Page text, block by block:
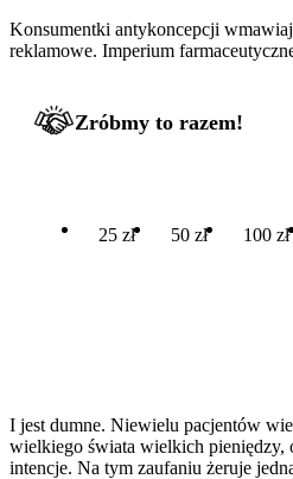
Konsumentki antykoncepcji
reklamowe. Imperium
Zróbmy to razem!
25 zł 50 zł 100 zł
I jest dumne. Niewielu pacjentów
wielkiego świata wielkich pieniędzy,
intencje. Na tym zaufaniu żeruje